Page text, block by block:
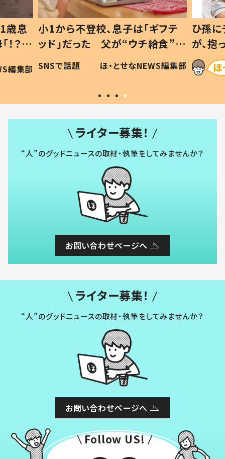
歳息
？」
編集部
小1から不登校、息子は「ギフテ
ッド」だった 父が“ウチ給食”を
作り続ける理由とは #令和の親
#令和の子
SNSで話題 ほ・とせなNEWS編集部
ひ孫
が、
「涙が
い」
ライター募集！
“人”のグッドニュースの取材・執筆をしてみませんか？
お問い合わせページへ
ライター募集！
“人”のグッドニュースの取材・執筆をしてみませんか？
お問い合わせページへ
Follow US!